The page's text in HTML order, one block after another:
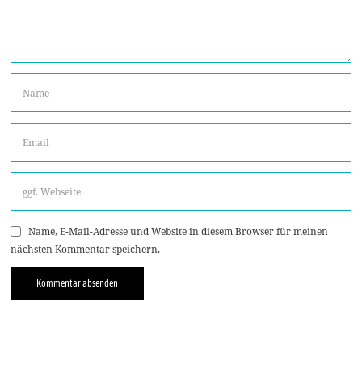
Name, E-Mail-Adresse und Website in diesem Browser für meinen
nächsten Kommentar speichern.